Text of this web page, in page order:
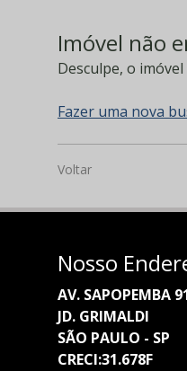
Imóvel não
Desculpe, o
Fazer uma nova
Voltar
Nosso
AV. SAPOPEMBA
JD. GRIMALDI
SÃO PAULO - SP
CRECI:31.678F